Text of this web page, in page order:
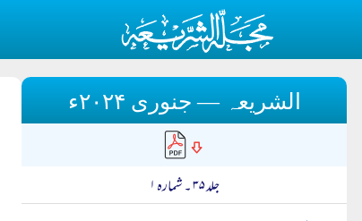
الشریعہ — جنوری ۲۰۲۴ء
جلد ۳۵ ۔ شمارہ ۱